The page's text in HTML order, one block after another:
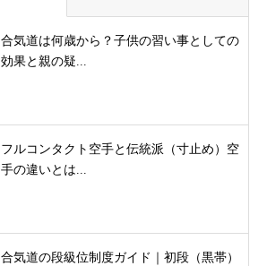
合気道は何歳から？子供の習い事としての
効果と親の疑...
フルコンタクト空手と伝統派（寸止め）空
手の違いとは...
合気道の段級位制度ガイド｜初段（黒帯）